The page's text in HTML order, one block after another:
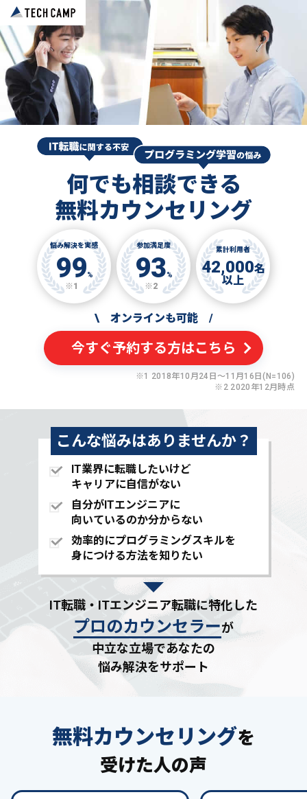
何でも相談できる
無料カウンセリング
悩み解決を実感
99%
※1
参加満足度
93%
※2
累計利用者
42,000名
以上
\ オンラインも可能 /
今すぐ予約する方はこちら
※1 2018年10月24日〜11月16日(N=106)
※2 2020年12月時点
こんな悩みはありませんか？
IT業界に転職したいけど
キャリアに自信がない
自分がITエンジニアに
向いているのか分からない
効率的にプログラミングスキルを
身につける方法を知りたい
IT転職・ITエンジニア転職に特化した
プロのカウンセラーが
中立な立場であなたの
悩み解決をサポート
無料カウンセリングを
受けた人の声